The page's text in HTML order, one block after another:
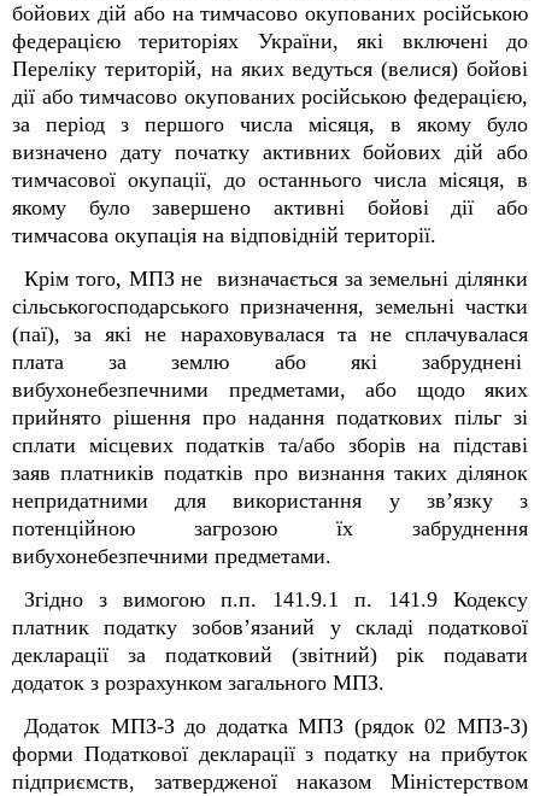
бойових дій або на тимчасово окупованих російською
федерацією територіях України, які включені до
Переліку територій, на яких ведуться (велися) бойові
дії або тимчасово окупованих російською федерацією,
за період з першого числа місяця, в якому було
визначено дату початку активних бойових дій або
тимчасової окупації, до останнього числа місяця, в
якому було завершено активні бойові дії або
тимчасова окупація на відповідній території.
Крім того, МПЗ не визначається за земельні ділянки
сільськогосподарського призначення, земельні частки
(паї), за які не нараховувалася та не сплачувалася
плата за землю або які забруднені
вибухонебезпечними предметами, або щодо яких
прийнято рішення про надання податкових пільг зі
сплати місцевих податків та/або зборів на підставі
заяв платників податків про визнання таких ділянок
непридатними для використання у зв’язку з
потенційною загрозою їх забруднення
вибухонебезпечними предметами.
Згідно з вимогою п.п. 141.9.1 п. 141.9 Кодексу
платник податку зобов’язаний у складі податкової
декларації за податковий (звітний) рік подавати
додаток з розрахунком загального МПЗ.
Додаток МПЗ-З до додатка МПЗ (рядок 02 МПЗ-З)
форми Податкової декларації з податку на прибуток
підприємств, затвердженої наказом Міністерством